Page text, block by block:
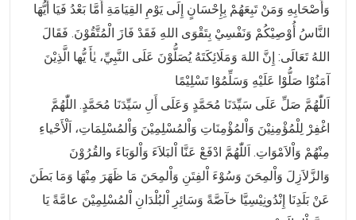
وَأَصْحَابِهِ وَمَنْ تَبِعَهُمْ بِإِحْسَانٍ إِلَى يَوْمِ القِيَامَةِ أَمَّا بَعْدُ فَيَا أَيُّهَا
النَّاسُ أُوْصِيْكُمْ وَنَفْسِيْ بِتَقْوَى اللهِ فَقَدْ فَازَ الْمُتَّقُوْنَ. فَقَالَ
اللهُ تَعَالَى: إِنَّ اللهَ وَمَلَائِكَتَهُ يُصَلُّوْنَ عَلَى النَّبِيِّ، يٰأَ يُّها الَّذِيْنَ
آمَنُوْا صَلُّوْا عَلَيْهِ وَسَلِّمُوْا تَسْلِيْمًا
اَللّٰهُمَّ صَلِّ عَلَى سَيِّدَنَا مُحَمَّدٍ وَعَلَى أَلِ سَيِّدَنَا مُحَمَّدٍ. اللّٰهُمَّ
اغْفِرْ لِلْمُؤْمِنِيْنَ وَاْلمُؤْمِنَاتِ وَاْلمُسْلِمِيْنَ وَاْلمُسْلِمَاتِ، اَلْأَحْياءِ
مِنْهُمْ وَاْلاَمْوَاتِ. اَللّٰهُمَّ ادْفَعْ عَنَّا اْلبَلاَءَ وَاْلوَبَاءَ والقُرُوْنَ
وَالزَّلاَزِلَ وَاْلمِحَنَ وَسُوْءَ اْلفِتَنِ وَاْلمِحَنَ مَا ظَهَرَ مِنْهَا وَمَا بَطَنَ
عَنْ بَلَدِنَا إِنْدُونِيْسِيَّا خآصَّةً وَسَائِرِ اْلبُلْدَانِ اْلمُسْلِمِيْنَ عامَّةً يَا